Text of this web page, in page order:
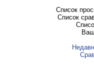
Список
Список